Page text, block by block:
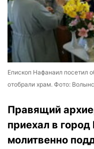
Епископ Нафанаил посетил
отобрали храм. Фото:
Правящий
приехал в
молитвенно